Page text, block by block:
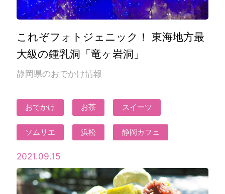
これぞフォトジェニック！ 東海地方最
大級の鍾乳洞「竜ヶ岩洞」
静岡県のおでかけ情報
おでかけ お茶 スイーツ
ソムリエ 浜松 静岡カフェ
2021.09.15